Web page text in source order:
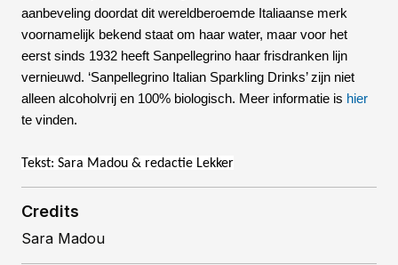
aanbeveling doordat dit wereldberoemde Italiaanse merk
voornamelijk bekend staat om haar water, maar voor het
eerst sinds 1932 heeft Sanpellegrino haar frisdranken lijn
vernieuwd. ‘Sanpellegrino Italian Sparkling Drinks’ zijn niet
alleen alcoholvrij en 100% biologisch. Meer informatie is hier
te vinden.
Tekst: Sara Madou & redactie Lekker
Credits
Sara Madou